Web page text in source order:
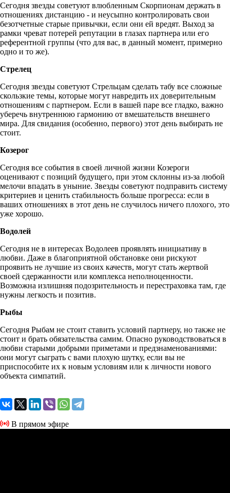
Сегодня звезды советуют влюбленным Скорпионам держать в
отношениях дистанцию - и неусыпно контролировать свои
безотчетные старые привычки, если они ей вредят. Выход за
рамки чреват потерей репутации в глазах партнера или его
референтной группы (что для вас, в данный момент, примерно
одно и то же).
Стрелец
Сегодня звезды советуют Стрельцам сделать табу все сложные
скользкие темы, которые могут навредить их доверительным
отношениям с партнером. Если в вашей паре все гладко, важно
уберечь внутреннюю гармонию от вмешательств внешнего
мира. Для свидания (особенно, первого) этот день выбирать не
стоит.
Козерог
Сегодня все события в своей личной жизни Козероги
оценивают с позиций будущего, при этом склонны из-за любой
мелочи впадать в уныние. Звезды советуют подправить систему
критериев и ценить стабильность больше прогресса: если в
ваших отношениях в этот день не случилось ничего плохого, это
уже хорошо.
Водолей
Сегодня не в интересах Водолеев проявлять инициативу в
любви. Даже в благоприятной обстановке они рискуют
проявить не лучшие из своих качеств, могут стать жертвой
своей сдержанности или комплекса неполноценности.
Возможна излишняя подозрительность и перестраховка там, где
нужны легкость и позитив.
Рыбы
Сегодня Рыбам не стоит ставить условий партнеру, но также не
стоит и брать обязательства самим. Опасно руководствоваться в
любви старыми добрыми приметами и предзнаменованиями:
они могут сыграть с вами плохую шутку, если вы не
приспособите их к новым условиям или к личности нового
объекта симпатий.
В прямом эфире